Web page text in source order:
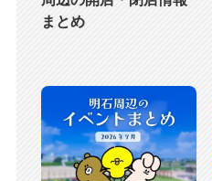
まとめ